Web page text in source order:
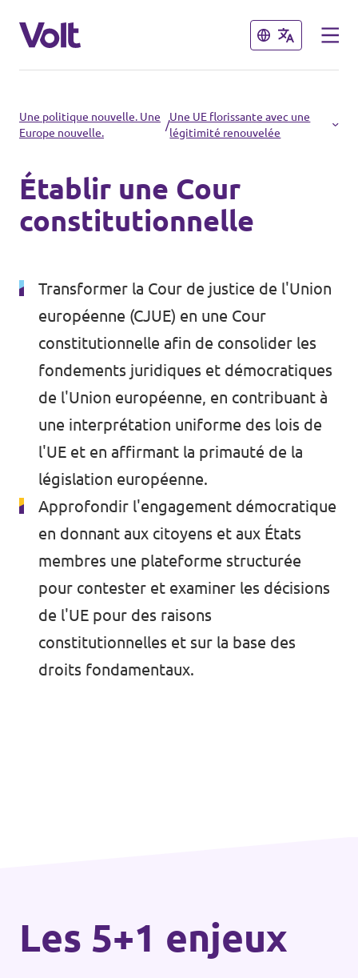
Fermer
Choisir une langue
🇩🇪 Volt Deutschland
🇫🇷 Volt France
🇧🇪 Volt Belgium
🇵🇹 Volt Portugal
🇳🇱 Volt Nederland
🇦🇹 Volt Österreich
🇬🇧 Volt UK
... et bien plus encore !
Fermer
Politiques
À propos de Volt
Personnes
Actualités
Agenda
Devenir membre
Faire un don
Volt Shop (merch)
Mentions légales
Une politique nouvelle. Une
Europe nouvelle.
/
Une UE florissante avec une
légitimité renouvelée
Établir une Cour
constitutionnelle
Transformer la Cour de justice de l'Union
européenne (CJUE) en une Cour
constitutionnelle afin de consolider les
fondements juridiques et démocratiques
de l'Union européenne, en contribuant à
une interprétation uniforme des lois de
l'UE et en affirmant la primauté de la
législation européenne.
Approfondir l'engagement démocratique
en donnant aux citoyens et aux États
membres une plateforme structurée
pour contester et examiner les décisions
de l'UE pour des raisons
constitutionnelles et sur la base des
droits fondamentaux.
Les 5+1 enjeux